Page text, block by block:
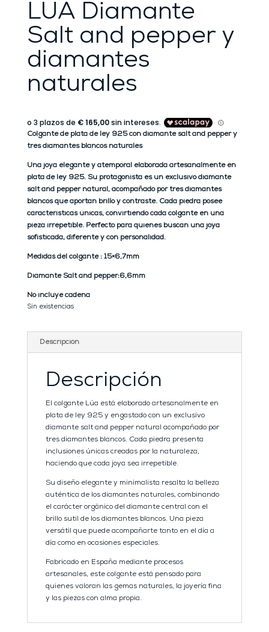
LÚA Diamante
Salt and pepper y
diamantes
naturales
Colgante de plata de ley 925 con diamante salt and pepper y
tres diamantes blancos naturales
Una joya elegante y atemporal elaborada artesanalmente en
plata de ley 925. Su protagonista es un exclusivo diamante
salt and pepper natural, acompañado por tres diamantes
blancos que aportan brillo y contraste. Cada piedra posee
características únicas, convirtiendo cada colgante en una
pieza irrepetible. Perfecto para quienes buscan una joya
sofisticada, diferente y con personalidad.
Medidas del colgante : 15×6,7mm
Diamante Salt and pepper:6,6mm
No incluye cadena
Sin existencias
Descripción
Descripción
El colgante Lúa está elaborado artesanalmente en
plata de ley 925 y engastado con un exclusivo
diamante salt and pepper natural acompañado por
tres diamantes blancos. Cada piedra presenta
inclusiones únicas creadas por la naturaleza,
haciendo que cada joya sea irrepetible.
Su diseño elegante y minimalista resalta la belleza
auténtica de los diamantes naturales, combinando
el carácter orgánico del diamante central con el
brillo sutil de los diamantes blancos. Una pieza
versátil que puede acompañarte tanto en el día a
día como en ocasiones especiales.
Fabricado en España mediante procesos
artesanales, este colgante está pensado para
quienes valoran las gemas naturales, la joyería fina
y las piezas con alma propia.